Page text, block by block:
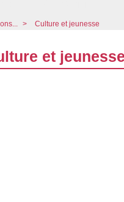
> Culture et jeunesse
et